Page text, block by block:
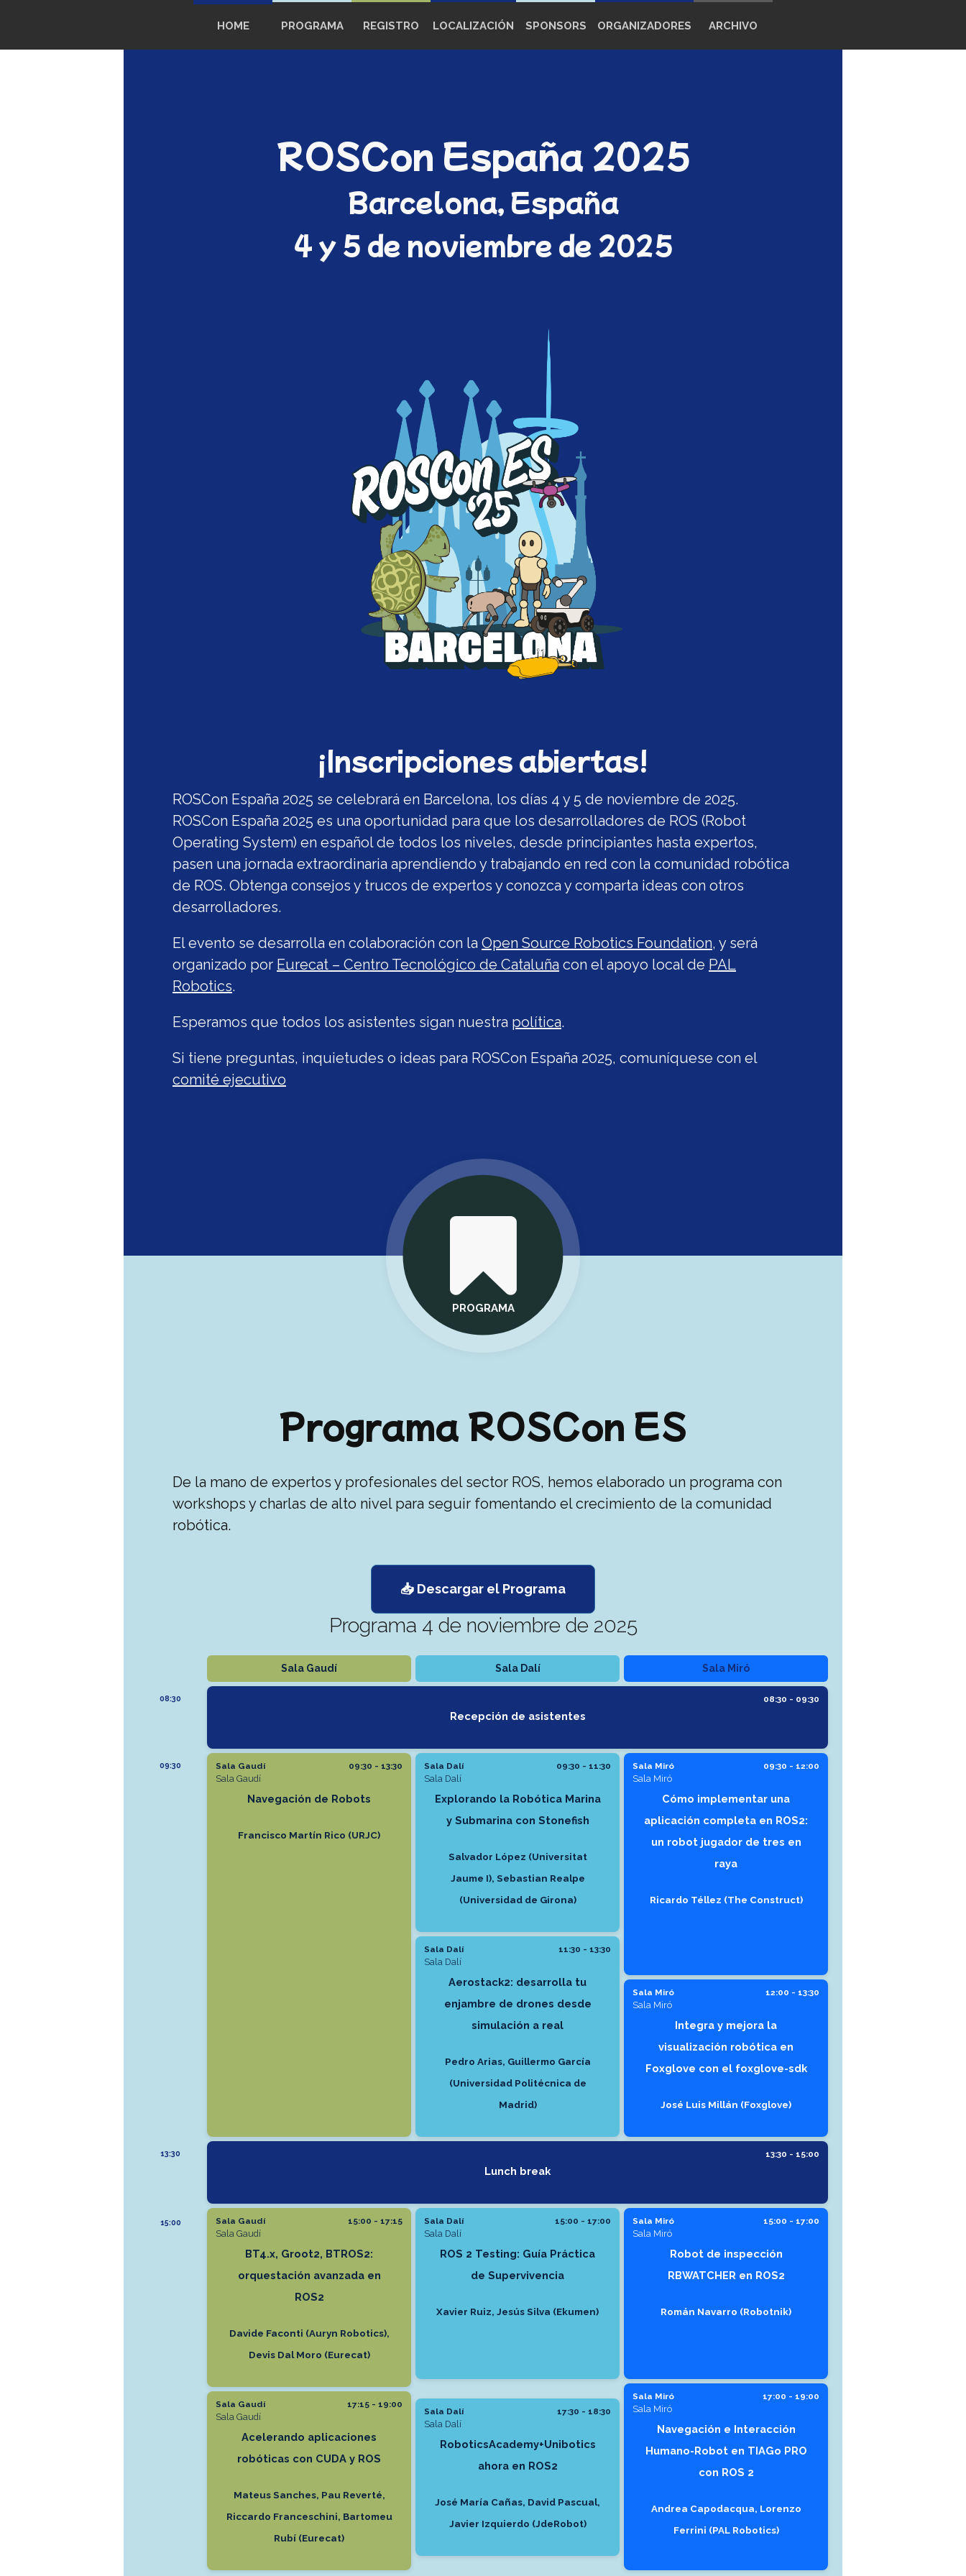
HOME PROGRAMA REGISTRO LOCALIZACIÓN SPONSORS ORGANIZADORES ARCHIVO
ROSCon España 2025
Barcelona, España
4 y 5 de noviembre de 2025
¡Inscripciones abiertas!
ROSCon España 2025 se celebrará en Barcelona, los días 4 y 5 de noviembre de 2025.
ROSCon España 2025 es una oportunidad para que los desarrolladores de ROS (Robot
Operating System) en español de todos los niveles, desde principiantes hasta expertos,
pasen una jornada extraordinaria aprendiendo y trabajando en red con la comunidad robótica
de ROS. Obtenga consejos y trucos de expertos y conozca y comparta ideas con otros
desarrolladores.
El evento se desarrolla en colaboración con la Open Source Robotics Foundation, y será
organizado por Eurecat – Centro Tecnológico de Cataluña con el apoyo local de PAL
Robotics.
Esperamos que todos los asistentes sigan nuestra política.
Si tiene preguntas, inquietudes o ideas para ROSCon España 2025, comuníquese con el
comité ejecutivo
PROGRAMA
Programa ROSCon ES
De la mano de expertos y profesionales del sector ROS, hemos elaborado un programa con
workshops y charlas de alto nivel para seguir fomentando el crecimiento de la comunidad
robótica.
📥 Descargar el Programa
Programa 4 de noviembre de 2025
Sala Gaudí Sala Dalí Sala Miró
08:30 08:30 - 09:30
Recepción de asistentes
09:30 Sala Gaudí 09:30 - 13:30
Sala Gaudí
Navegación de Robots
Francisco Martín Rico (URJC)
Sala Dalí 09:30 - 11:30
Sala Dalí
Explorando la Robótica Marina
y Submarina con Stonefish
Salvador López (Universitat
Jaume I), Sebastian Realpe
(Universidad de Girona)
Sala Dalí 11:30 - 13:30
Sala Dalí
Aerostack2: desarrolla tu
enjambre de drones desde
simulación a real
Pedro Arias, Guillermo García
(Universidad Politécnica de
Madrid)
Sala Miró 09:30 - 12:00
Sala Miró
Cómo implementar una
aplicación completa en ROS2:
un robot jugador de tres en
raya
Ricardo Téllez (The Construct)
Sala Miró 12:00 - 13:30
Sala Miró
Integra y mejora la
visualización robótica en
Foxglove con el foxglove-sdk
José Luis Millán (Foxglove)
13:30 13:30 - 15:00
Lunch break
15:00 Sala Gaudí 15:00 - 17:15
Sala Gaudí
BT4.x, Groot2, BTROS2:
orquestación avanzada en
ROS2
Davide Faconti (Auryn Robotics),
Devis Dal Moro (Eurecat)
Sala Gaudí 17:15 - 19:00
Sala Gaudí
Acelerando aplicaciones
robóticas con CUDA y ROS
Mateus Sanches, Pau Reverté,
Riccardo Franceschini, Bartomeu
Rubí (Eurecat)
Sala Dalí 15:00 - 17:00
Sala Dalí
ROS 2 Testing: Guía Práctica
de Supervivencia
Xavier Ruiz, Jesús Silva (Ekumen)
Sala Dalí 17:30 - 18:30
Sala Dalí
RoboticsAcademy+Unibotics
ahora en ROS2
José María Cañas, David Pascual,
Javier Izquierdo (JdeRobot)
Sala Miró 15:00 - 17:00
Sala Miró
Robot de inspección
RBWATCHER en ROS2
Román Navarro (Robotnik)
Sala Miró 17:00 - 19:00
Sala Miró
Navegación e Interacción
Humano-Robot en TIAGo PRO
con ROS 2
Andrea Capodacqua, Lorenzo
Ferrini (PAL Robotics)